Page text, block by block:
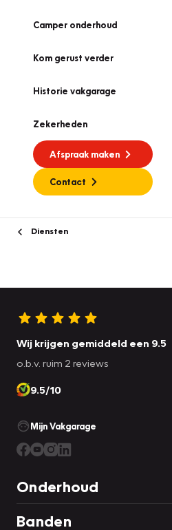
Camper onderhoud
Kom gerust verder
Historie vakgarage
Zekerheden
Afspraak maken
Contact
Diensten
Wij krijgen gemiddeld een 9.5
o.b.v. ruim 2 reviews
9.5/10
Mijn Vakgarage
Onderhoud
Banden